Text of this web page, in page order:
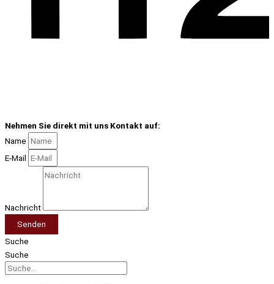
Nehmen Sie direkt mit uns Kontakt auf:
Name
E-Mail
Nachricht
Senden
Suche
Suche